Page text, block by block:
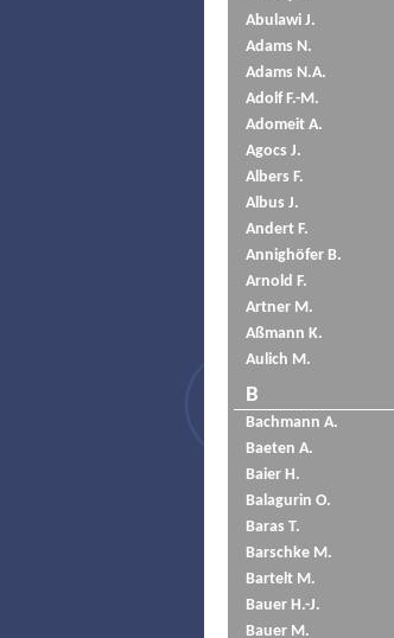
Abulawi J.
Adams N.
Adams N.A.
Adolf F.-M.
Adomeit A.
Agocs J.
Albers F.
Albus J.
Andert F.
Annighöfer B.
Arnold F.
Artner M.
Aßmann K.
Aulich M.
B
Bachmann A.
Baeten A.
Baier H.
Balagurin O.
Baras T.
Barschke M.
Bartelt M.
Bauer H.-J.
Bauer M.